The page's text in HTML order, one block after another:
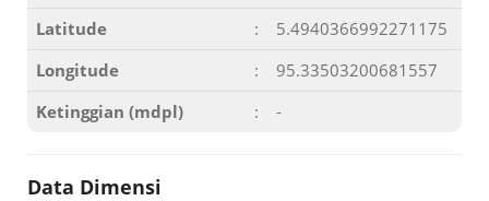
Latitude
:
5.4940366992271175
Longitude
:
95.33503200681557
Ketinggian (mdpl)
: -
Data Dimensi